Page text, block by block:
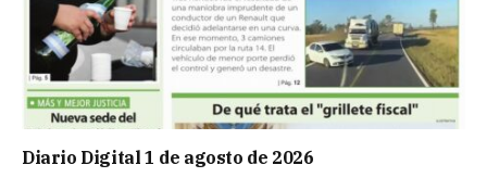
Diario Digital 1 de agosto de 2026